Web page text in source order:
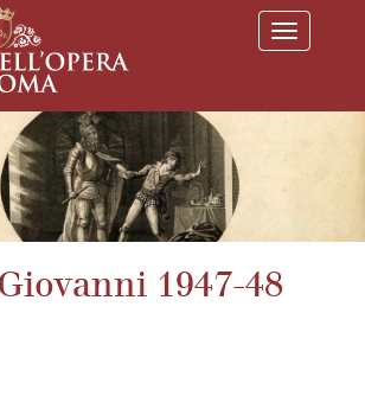
T
o
l
v
1947-48